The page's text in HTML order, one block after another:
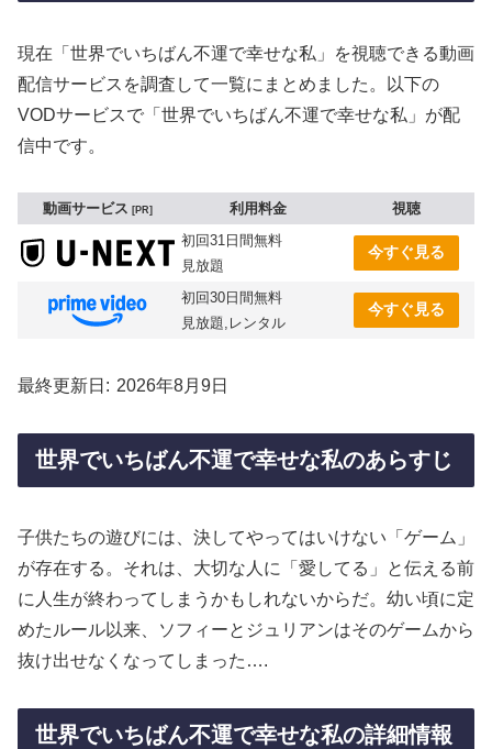
現在「世界でいちばん不運で幸せな私」を視聴できる動画
配信サービスを調査して一覧にまとめました。以下の
VODサービスで「世界でいちばん不運で幸せな私」が配
信中です。
動画サービス PR 利用料金
視聴
初回31日間無料
見放題
今すぐ見る
初回30日間無料
見放題,レンタル
今すぐ見る
最終更新日 2026年8月9日
世界でいちばん不運で幸せな私のあらすじ
子供たちの遊びには、決してやってはいけない「ゲーム」
が存在する。それは、大切な人に「愛してる」と伝える前
に人生が終わってしまうかもしれないからだ。幼い頃に定
めたルール以来、ソフィーとジュリアンはそのゲームから
抜け出せなくなってしまった….
世界でいちばん不運で幸せな私の詳細情報